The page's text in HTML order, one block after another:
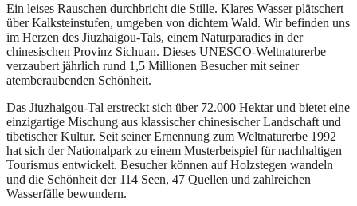
Ein leises Rauschen durchbricht die Stille. Klares Wasser plätschert
über Kalksteinstufen, umgeben von dichtem Wald. Wir befinden uns
im Herzen des Jiuzhaigou-Tals, einem Naturparadies in der
chinesischen Provinz Sichuan. Dieses UNESCO-Weltnaturerbe
verzaubert jährlich rund 1,5 Millionen Besucher mit seiner
atemberaubenden Schönheit.
Das Jiuzhaigou-Tal erstreckt sich über 72.000 Hektar und bietet eine
einzigartige Mischung aus klassischer chinesischer Landschaft und
tibetischer Kultur. Seit seiner Ernennung zum Weltnaturerbe 1992
hat sich der Nationalpark zu einem Musterbeispiel für nachhaltigen
Tourismus entwickelt. Besucher können auf Holzstegen wandeln
und die Schönheit der 114 Seen, 47 Quellen und zahlreichen
Wasserfälle bewundern.